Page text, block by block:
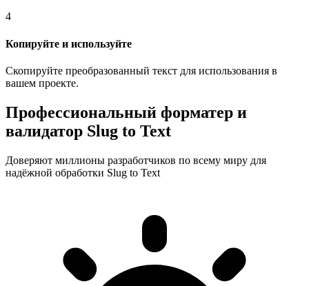
4
Копируйте и используйте
Скопируйте преобразованный текст для использования в
вашем проекте.
Профессиональный форматер и
валидатор Slug to Text
Доверяют миллионы разработчиков по всему миру для
надёжной обработки Slug to Text